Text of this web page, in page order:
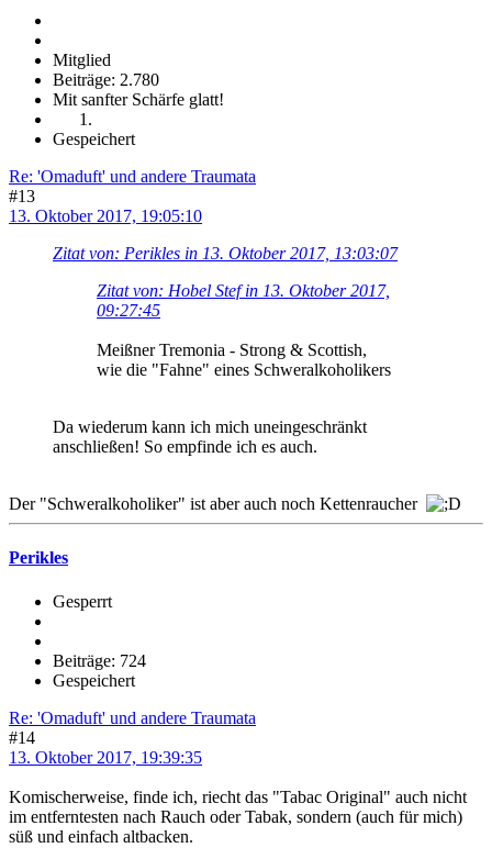
Mitglied
Beiträge: 2.780
Mit sanfter Schärfe glatt!
Gespeichert
Re: 'Omaduft' und andere Traumata
#13
13. Oktober 2017, 19:05:10
Zitat von: Perikles in 13. Oktober 2017, 13:03:07
Zitat von: Hobel Stef in 13. Oktober 2017,
09:27:45
Meißner Tremonia - Strong & Scottish,
wie die "Fahne" eines Schweralkoholikers
Da wiederum kann ich mich uneingeschränkt
anschließen! So empfinde ich es auch.
Der "Schweralkoholiker" ist aber auch noch Kettenraucher
Perikles
Gesperrt
Beiträge: 724
Gespeichert
Re: 'Omaduft' und andere Traumata
#14
13. Oktober 2017, 19:39:35
Komischerweise, finde ich, riecht das "Tabac Original" auch nicht
im entferntesten nach Rauch oder Tabak, sondern (auch für mich)
süß und einfach altbacken.